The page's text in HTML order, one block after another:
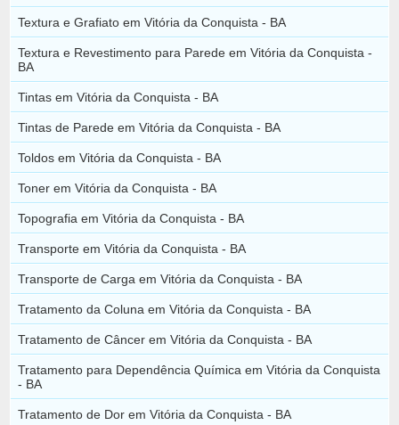
Textura e Grafiato em Vitória da Conquista - BA
Textura e Revestimento para Parede em Vitória da Conquista -
BA
Tintas em Vitória da Conquista - BA
Tintas de Parede em Vitória da Conquista - BA
Toldos em Vitória da Conquista - BA
Toner em Vitória da Conquista - BA
Topografia em Vitória da Conquista - BA
Transporte em Vitória da Conquista - BA
Transporte de Carga em Vitória da Conquista - BA
Tratamento da Coluna em Vitória da Conquista - BA
Tratamento de Câncer em Vitória da Conquista - BA
Tratamento para Dependência Química em Vitória da Conquista
- BA
Tratamento de Dor em Vitória da Conquista - BA